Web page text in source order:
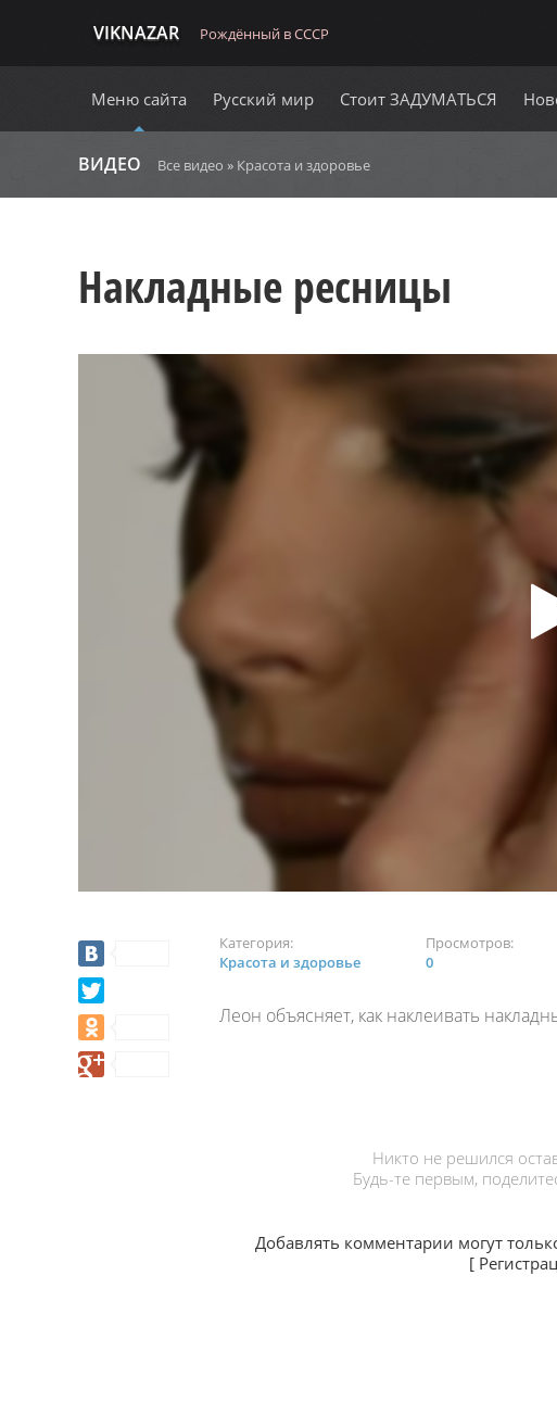
VIKNAZAR Рождённый в СССР
Меню сайта Русский мир Стоит ЗАДУМАТЬСЯ
ВИДЕО Все видео » Красота и здоровье
Накладные ресницы
Категория:
Красота и здоровье
Просмотров:
0
Леон объясняет, как наклеивать
Никто не решился
Будь-те первым,
Добавлять комментарии могут
[